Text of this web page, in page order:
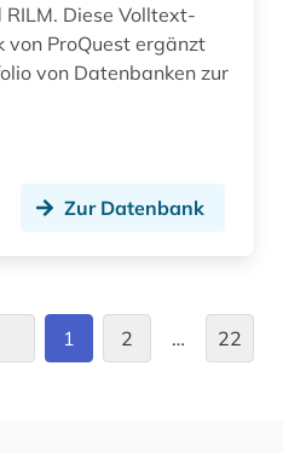
Volltext-
ProQuest ergänzt
von Datenbanken zur
Zur Datenbank
1 2 … 22